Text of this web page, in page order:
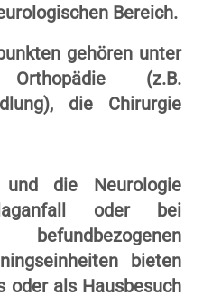
Bereich.
gehören unter
(z.B.
die Chirurgie
und die Neurologie
oder bei
bieten
oder als Hausbesuch